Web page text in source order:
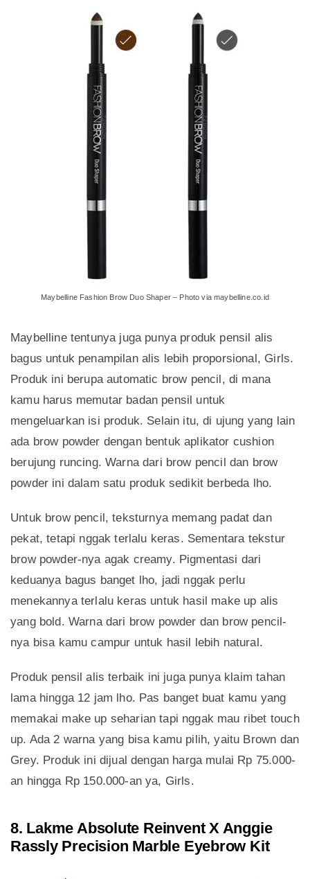
Maybelline Fashion Brow Duo Shaper – Photo via maybelline.co.id
Maybelline tentunya juga punya produk pensil alis
bagus untuk penampilan alis lebih proporsional, Girls.
Produk ini berupa automatic brow pencil, di mana
kamu harus memutar badan pensil untuk
mengeluarkan isi produk. Selain itu, di ujung yang lain
ada brow powder dengan bentuk aplikator cushion
berujung runcing. Warna dari brow pencil dan brow
powder ini dalam satu produk sedikit berbeda lho.
Untuk brow pencil, teksturnya memang padat dan
pekat, tetapi nggak terlalu keras. Sementara tekstur
brow powder-nya agak creamy. Pigmentasi dari
keduanya bagus banget lho, jadi nggak perlu
menekannya terlalu keras untuk hasil make up alis
yang bold. Warna dari brow powder dan brow pencil-
nya bisa kamu campur untuk hasil lebih natural.
Produk pensil alis terbaik ini juga punya klaim tahan
lama hingga 12 jam lho. Pas banget buat kamu yang
memakai make up seharian tapi nggak mau ribet touch
up. Ada 2 warna yang bisa kamu pilih, yaitu Brown dan
Grey. Produk ini dijual dengan harga mulai Rp 75.000-
an hingga Rp 150.000-an ya, Girls.
8. Lakme Absolute Reinvent X Anggie
Rassly Precision Marble Eyebrow Kit